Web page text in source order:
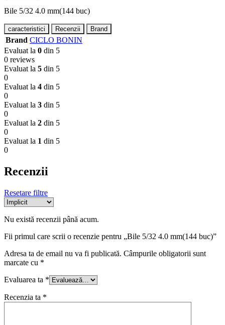
Bile 5/32 4.0 mm(144 buc)
caracteristici Recenzii Brand
Brand CICLO BONIN
Evaluat la 0 din 5
0 reviews
Evaluat la 5 din 5
0
Evaluat la 4 din 5
0
Evaluat la 3 din 5
0
Evaluat la 2 din 5
0
Evaluat la 1 din 5
0
Recenzii
Resetare filtre
Nu există recenzii până acum.
Fii primul care scrii o recenzie pentru „Bile 5/32 4.0 mm(144 buc)”
Adresa ta de email nu va fi publicată. Câmpurile obligatorii sunt
marcate cu *
Evaluarea ta *
Recenzia ta *